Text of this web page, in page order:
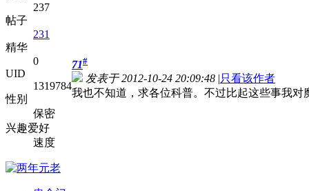
237
帖子
231
精华
0
UID
1319784
性别
保密
兴趣爱好
速度
71#
发表于 2012-10-24 20:09:48 |只看该作者
我也不知道，求各位科普。不过比起这些事我对